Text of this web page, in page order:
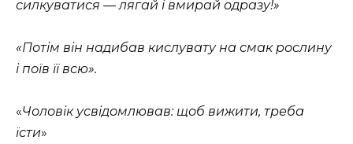
силкуватися — лягай і вмирай одразу!»
«Потім він надибав кислувату на смак рослину
і поїв її всю».
«Чоловік усвідомлював: щоб вижити, треба
їсти»